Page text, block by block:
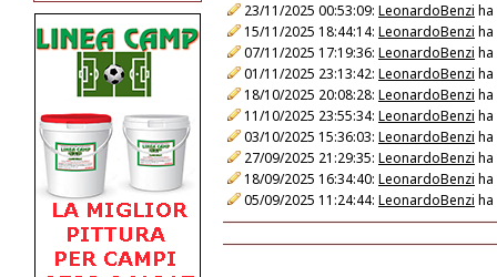
23/11/2025 00:53:09: LeonardoBenzi
15/11/2025 18:44:14: LeonardoBenzi
07/11/2025 17:19:36: LeonardoBenzi
01/11/2025 23:13:42: LeonardoBenzi
18/10/2025 20:08:28: LeonardoBenzi
11/10/2025 23:55:34: LeonardoBenzi
03/10/2025 15:36:03: LeonardoBenzi
27/09/2025 21:29:35: LeonardoBenzi
18/09/2025 16:34:40: LeonardoBenzi
05/09/2025 11:24:44: LeonardoBenzi